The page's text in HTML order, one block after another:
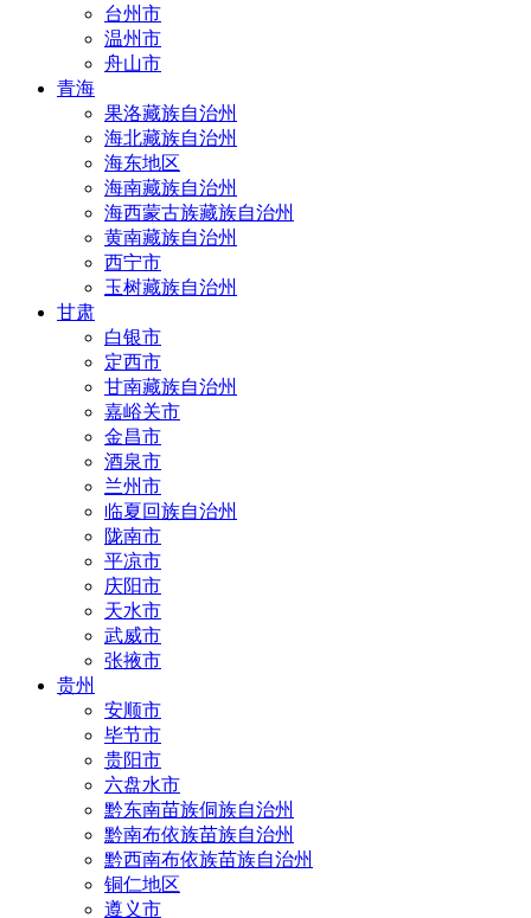
台州市
温州市
舟山市
青海
果洛藏族自治州
海北藏族自治州
海东地区
海南藏族自治州
海西蒙古族藏族自治州
黄南藏族自治州
西宁市
玉树藏族自治州
甘肃
白银市
定西市
甘南藏族自治州
嘉峪关市
金昌市
酒泉市
兰州市
临夏回族自治州
陇南市
平凉市
庆阳市
天水市
武威市
张掖市
贵州
安顺市
毕节市
贵阳市
六盘水市
黔东南苗族侗族自治州
黔南布依族苗族自治州
黔西南布依族苗族自治州
铜仁地区
遵义市